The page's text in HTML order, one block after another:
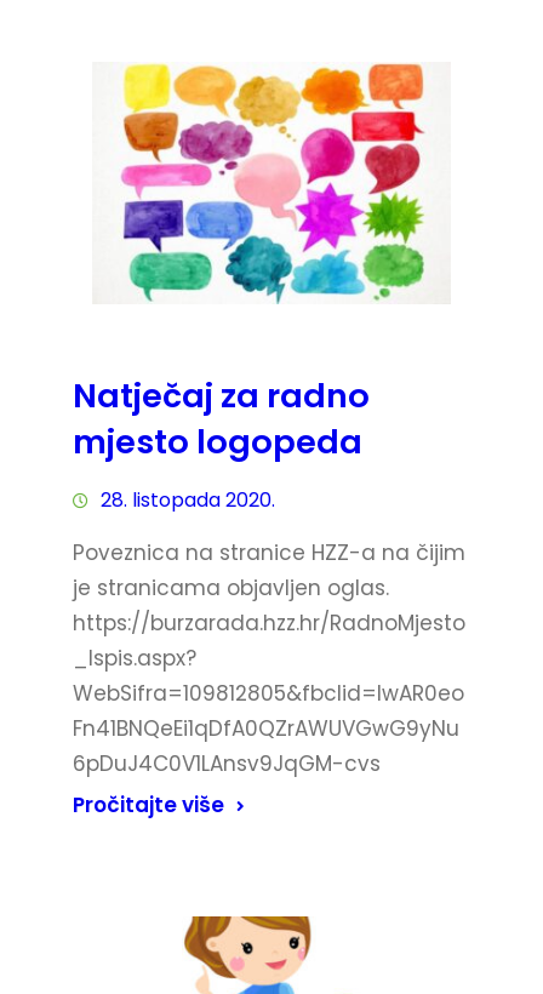
Natječaj za radno
mjesto logopeda
28. listopada 2020.
Poveznica na stranice HZZ-a na čijim
je stranicama objavljen oglas.
https://burzarada.hzz.hr/RadnoMjesto
_Ispis.aspx?
WebSifra=109812805&fbclid=IwAR0eo
Fn41BNQeEi1qDfA0QZrAWUVGwG9yNu
6pDuJ4C0V1LAnsv9JqGM-cvs
Pročitajte više